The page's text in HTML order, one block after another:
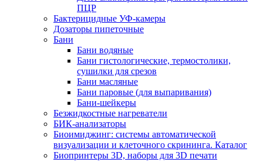
ПЦР
Бактерицидные УФ-камеры
Дозаторы пипеточные
Бани
Бани водяные
Бани гистологические, термостолики,
сушилки для срезов
Бани масляные
Бани паровые (для выпаривания)
Бани-шейкеры
Безжидкостные нагреватели
БИК-анализаторы
Биоимиджинг: системы автоматической
визуализации и клеточного скрининга. Каталог
Биопринтеры 3D, наборы для 3D печати